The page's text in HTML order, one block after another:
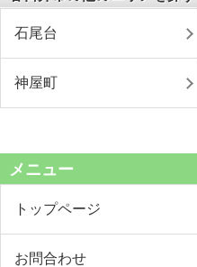
石尾台
神屋町
メニュー
トップページ
お問合わせ